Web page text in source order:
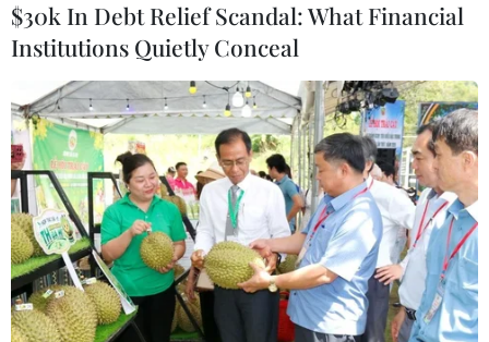
Anh: Birmingham đăng cai đại hội thể
thao Khối Thịnh vượng chung
21/12/2017 14:01
Liên đoàn thể thao Khối Thịnh vượng chung (CGF) chúc
mừng thành phố Birmingham nói riêng và nước Anh nói
chung đã được chọn làm chủ nhà của Đại hội thể thao
của Khối năm 2022.
$30k In Debt Relief Scandal: What Financial
Institutions Quietly Conceal